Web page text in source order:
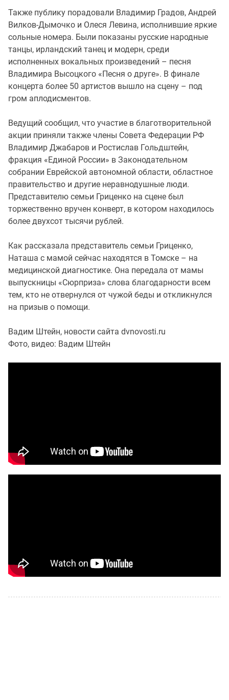
Также публику порадовали Владимир Градов, Андрей
Вилков-Дымочко и Олеся Левина, исполнившие яркие
сольные номера. Были показаны русские народные
танцы, ирландский танец и модерн, среди
исполненных вокальных произведений – песня
Владимира Высоцкого «Песня о друге». В финале
концерта более 50 артистов вышло на сцену – под
гром аплодисментов.
Ведущий сообщил, что участие в благотворительной
акции приняли также члены Совета Федерации РФ
Владимир Джабаров и Ростислав Гольдштейн,
фракция «Единой России» в Законодательном
собрании Еврейской автономной области, областное
правительство и другие неравнодушные люди.
Представителю семьи Гриценко на сцене был
торжественно вручен конверт, в котором находилось
более двухсот тысячи рублей.
Как рассказала представитель семьи Гриценко,
Наташа с мамой сейчас находятся в Томске – на
медицинской диагностике. Она передала от мамы
выпускницы «Сюрприза» слова благодарности всем
тем, кто не отвернулся от чужой беды и откликнулся
на призыв о помощи.
Вадим Штейн, новости сайта dvnovosti.ru
Фото, видео: Вадим Штейн